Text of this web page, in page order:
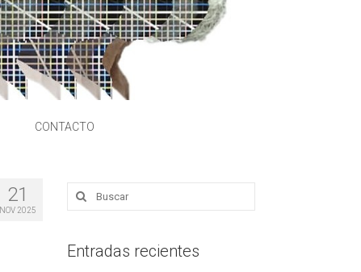
CONTACTO
21
NOV 2025
Buscar
por:
Entradas recientes